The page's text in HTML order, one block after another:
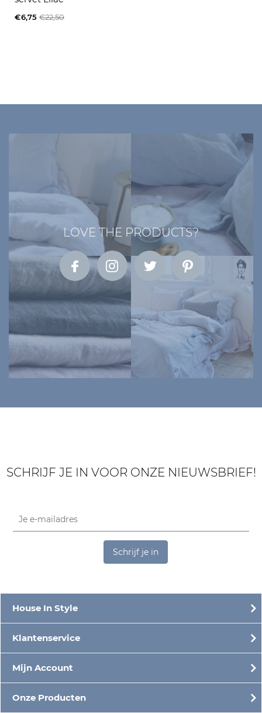
€6,75 €22,50
LOVE THE PRODUCTS?
SCHRIJF JE IN VOOR ONZE NIEUWSBRIEF!
Schrijf je in
House In Style
Klantenservice
Mijn Account
Onze Producten